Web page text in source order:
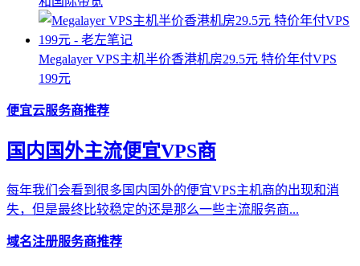
Megalayer VPS主机半价香港机房29.5元 特价年付VPS
199元
便宜云服务商推荐
国内国外主流便宜VPS商
每年我们会看到很多国内国外的便宜VPS主机商的出现和消
失，但是最终比较稳定的还是那么一些主流服务商...
域名注册服务商推荐